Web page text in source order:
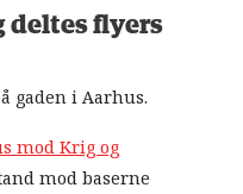
deltes flyers
gaden i Aarhus.
mod Krig og
mod baserne